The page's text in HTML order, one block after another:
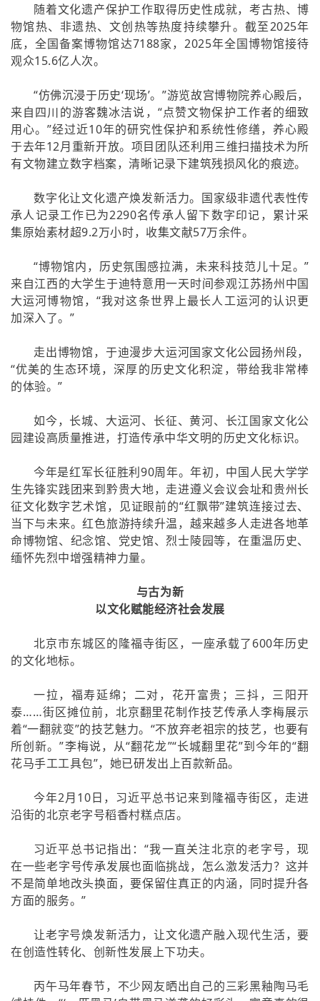
随着文化遗产保护工作取得历史性成就，考古热、博
物馆热、非遗热、文创热等热度持续攀升。截至2025年
底，全国备案博物馆达7188家，2025年全国博物馆接待
观众15.6亿人次。
“仿佛沉浸于历史‘现场’。”游览故宫博物院养心殿后，
来自四川的游客魏冰洁说，“点赞文物保护工作者的细致
用心。”经过近10年的研究性保护和系统性修缮，养心殿
于去年12月重新开放。项目团队还利用三维扫描技术为所
有文物建立数字档案，清晰记录下建筑残损风化的痕迹。
数字化让文化遗产焕发新活力。国家级非遗代表性传
承人记录工作已为2290名传承人留下数字印记，累计采
集原始素材超9.2万小时，收集文献57万余件。
“博物馆内，历史氛围感拉满，未来科技范儿十足。”
来自江西的大学生于迪特意用一天时间参观江苏扬州中国
大运河博物馆，“我对这条世界上最长人工运河的认识更
加深入了。”
走出博物馆，于迪漫步大运河国家文化公园扬州段，
“优美的生态环境，深厚的历史文化积淀，带给我非常棒
的体验。”
如今，长城、大运河、长征、黄河、长江国家文化公
园建设高质量推进，打造传承中华文明的历史文化标识。
今年是红军长征胜利90周年。年初，中国人民大学学
生先锋实践团来到黔贵大地，走进遵义会议会址和贵州长
征文化数字艺术馆，见证眼前的“红飘带”建筑连接过去、
当下与未来。红色旅游持续升温，越来越多人走进各地革
命博物馆、纪念馆、党史馆、烈士陵园等，在重温历史、
缅怀先烈中增强精神力量。
与古为新
以文化赋能经济社会发展
北京市东城区的隆福寺街区，一座承载了600年历史
的文化地标。
一拉，福寿延绵；二对，花开富贵；三抖，三阳开
泰……街区摊位前，北京翻里花制作技艺传承人李梅展示
着“一翻就变”的技艺魅力。“不放弃老祖宗的技艺，也要有
所创新。”李梅说，从“翻花龙”“长城翻里花”到今年的“翻
花马手工工具包”，她已研发出上百款新品。
今年2月10日，习近平总书记来到隆福寺街区，走进
沿街的北京老字号稻香村糕点店。
习近平总书记指出：“我一直关注北京的老字号，现
在一些老字号传承发展也面临挑战，怎么激发活力？这并
不是简单地改头换面，要保留住真正的内涵，同时提升各
方面的服务。”
让老字号焕发新活力，让文化遗产融入现代生活，要
在创造性转化、创新性发展上下功夫。
丙午马年春节，不少网友晒出自己的三彩黑釉陶马毛